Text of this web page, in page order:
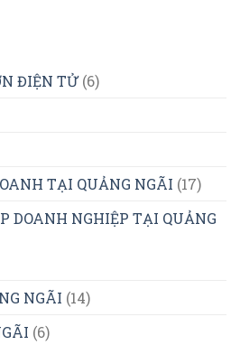
ĐIỆN TỬ(6)
TẠI QUẢNG NGÃI (17)
DOANH NGHIỆP TẠI QUẢNG
NGÃI (14)
(6)